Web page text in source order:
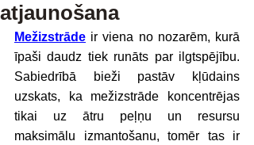
atjaunošana
Mežizstrāde ir viena no nozarēm, kurā
īpaši daudz tiek runāts par ilgtspējību.
Sabiedrībā bieži pastāv kļūdains
uzskats, ka mežizstrāde koncentrējas
tikai uz ātru peļņu un resursu
maksimālu izmantošanu, tomēr tas ir